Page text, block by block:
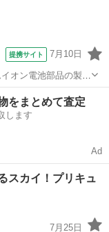
提携サイト 7月10日
オン電池部品の製造
＆前払いで生活支援
をまとめて査定
します
Ad
スカイ！プリキュ
7月25日